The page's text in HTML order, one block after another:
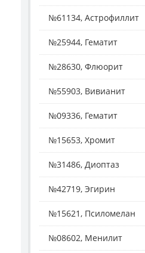
№61134, Астрофиллит
№25944, Гематит
№28630, Флюорит
№55903, Вивианит
№09336, Гематит
№15653, Хромит
№31486, Диоптаз
№42719, Эгирин
№15621, Псиломелан
№08602, Менилит